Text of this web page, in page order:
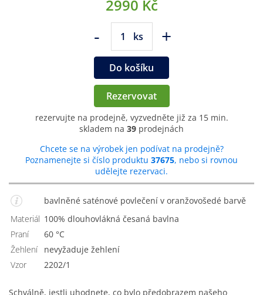
2990 Kč
- ks +
Do košíku
Rezervovat
rezervujte na prodejně, vyzvedněte již za 15 min.
skladem na 39 prodejnách
Chcete se na výrobek jen podívat na prodejně?
Poznamenejte si číslo produktu 37675, nebo si rovnou
udělejte rezervaci.
bavlněné saténové povlečení v oranžovošedé barvě
Materiál
100% dlouhovlákná česaná bavlna
Praní
60 °C
Žehlení
nevyžaduje žehlení
Vzor
2202/1
Schválně, jestli uhodnete, co bylo předobrazem našeho